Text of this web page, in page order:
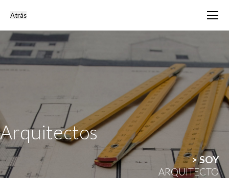
Arquitectos
> SOY
ARQUITECTO